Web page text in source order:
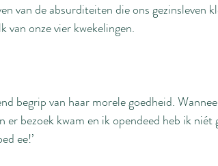
van de absurditeiten die ons gezinsleven
van onze vier kwekelingen.
begrip van haar morele goedheid.
er bezoek kwam en ik opendeed heb ik
ee!’